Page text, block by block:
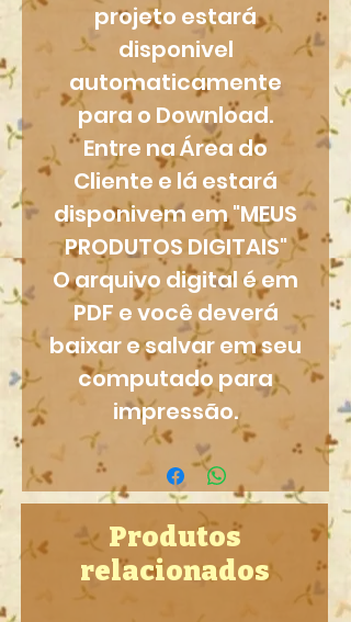
projeto estará
disponivel
automaticamente
para o Download.
Entre na Área do
Cliente e lá estará
disponivem em "MEUS
PRODUTOS DIGITAIS"
O arquivo digital é em
PDF e você deverá
baixar e salvar em seu
computado para
impressão.
Produtos
relacionados